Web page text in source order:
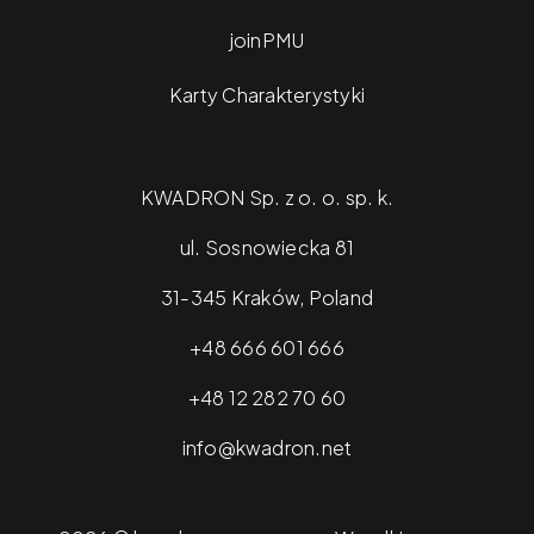
joinPMU
Karty Charakterystyki
KWADRON Sp. z o. o. sp. k.
ul. Sosnowiecka 81
31-345 Kraków, Poland
+48 666 601 666
+48 12 282 70 60
info@kwadron.net